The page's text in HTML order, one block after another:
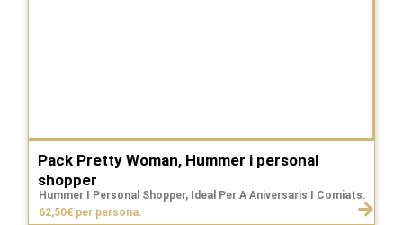
Pack Pretty Woman, Hummer i personal
shopper
Hummer I Personal Shopper, Ideal Per A Aniversaris I Comiats.
62,50€ per persona.